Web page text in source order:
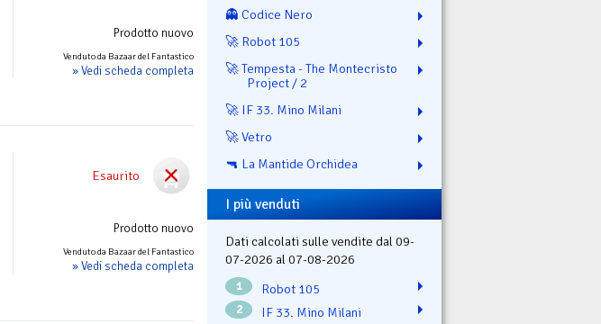
Prodotto nuovo
Venduto da Bazaar del Fantastico
» Vedi scheda completa
Esaurito
Prodotto nuovo
Venduto da Bazaar del Fantastico
» Vedi scheda completa
👻 Codice Nero
🚀 Robot 105
🚀 Tempesta - The Montecristo
Project / 2
🚀 IF 33. Mino Milani
🚀 Vetro
🔫 La Mantide Orchidea
I più venduti
Dati calcolati sulle vendite dal 09-
07-2026 al 07-08-2026
1 Robot 105
2 IF 33. Mino Milani